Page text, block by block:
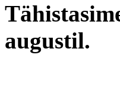
augustil.